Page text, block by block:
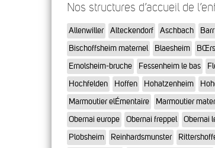
Nos structures d’accueil de
Allenwiller Alteckendorf Aschbach Barr
Bischoffsheim maternel
Blaesheim
Ernolsheim-bruche
Fessenheim le bas
Hochfelden
Hoffen Hohatzenheim
Marmoutier elÉmentaire
Marmoutier
Obernai europe
Obernai freppel Obernai
Plobsheim
Reinhardsmunster